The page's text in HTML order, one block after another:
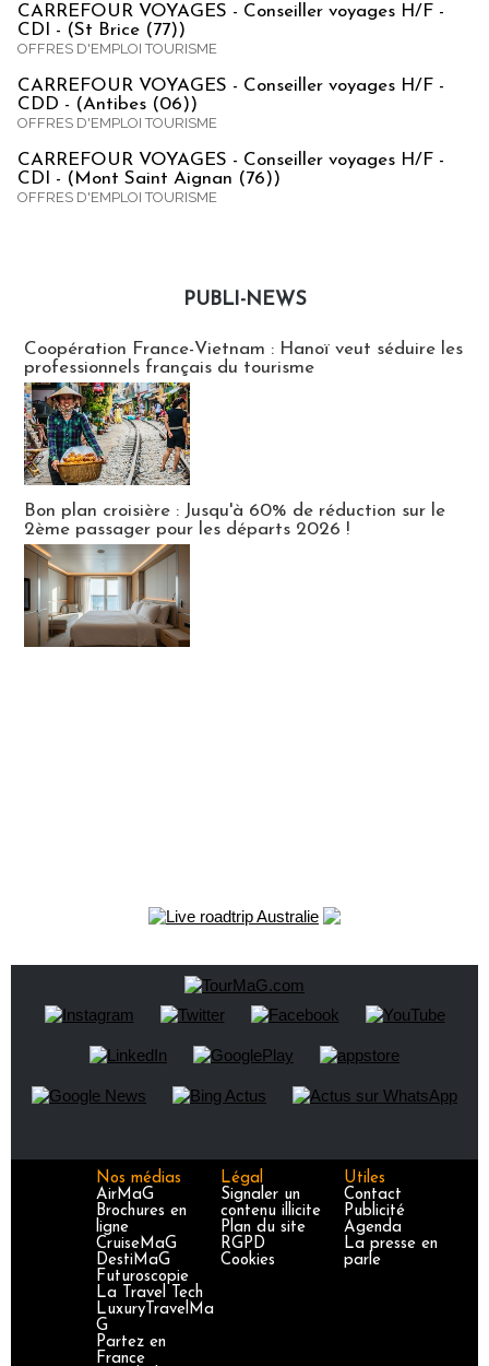
CARREFOUR VOYAGES - Conseiller voyages H/F -
CDI - (St Brice (77))
OFFRES D'EMPLOI TOURISME
CARREFOUR VOYAGES - Conseiller voyages H/F -
CDD - (Antibes (06))
OFFRES D'EMPLOI TOURISME
CARREFOUR VOYAGES - Conseiller voyages H/F -
CDI - (Mont Saint Aignan (76))
OFFRES D'EMPLOI TOURISME
PUBLI-NEWS
Coopération France-Vietnam : Hanoï veut séduire les
professionnels français du tourisme
Bon plan croisière : Jusqu'à 60% de réduction sur le
2ème passager pour les départs 2026 !
Nos médias
AirMaG
Brochures en
ligne
CruiseMaG
DestiMaG
Futuroscopie
La Travel Tech
LuxuryTravelMa
G
Partez en
France
Légal
Signaler un
contenu illicite
Plan du site
RGPD
Cookies
Utiles
Contact
Publicité
Agenda
La presse en
parle